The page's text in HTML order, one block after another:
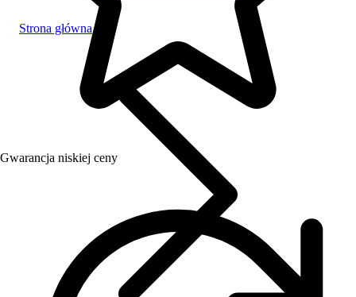
Gwarancja niskiej ceny
Strona główna